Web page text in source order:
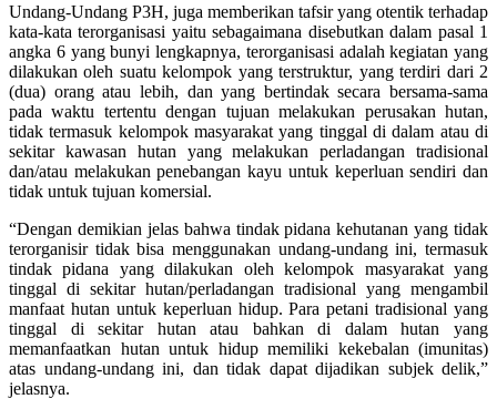
Undang-Undang P3H, juga memberikan tafsir yang otentik terhadap
kata-kata terorganisasi yaitu sebagaimana disebutkan dalam pasal 1
angka 6 yang bunyi lengkapnya, terorganisasi adalah kegiatan yang
dilakukan oleh suatu kelompok yang terstruktur, yang terdiri dari 2
(dua) orang atau lebih, dan yang bertindak secara bersama-sama
pada waktu tertentu dengan tujuan melakukan perusakan hutan,
tidak termasuk kelompok masyarakat yang tinggal di dalam atau di
sekitar kawasan hutan yang melakukan perladangan tradisional
dan/atau melakukan penebangan kayu untuk keperluan sendiri dan
tidak untuk tujuan komersial.
“Dengan demikian jelas bahwa tindak pidana kehutanan yang tidak
terorganisir tidak bisa menggunakan undang-undang ini, termasuk
tindak pidana yang dilakukan oleh kelompok masyarakat yang
tinggal di sekitar hutan/perladangan tradisional yang mengambil
manfaat hutan untuk keperluan hidup. Para petani tradisional yang
tinggal di sekitar hutan atau bahkan di dalam hutan yang
memanfaatkan hutan untuk hidup memiliki kekebalan (imunitas)
atas undang-undang ini, dan tidak dapat dijadikan subjek delik,”
jelasnya.